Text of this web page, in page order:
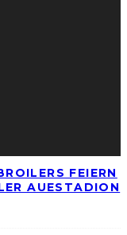
FEIERN
AUESTADION